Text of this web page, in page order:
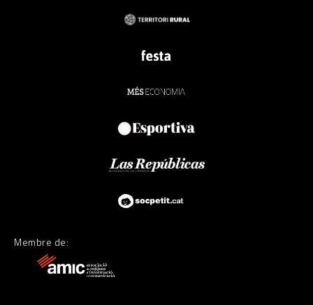
Membre de: